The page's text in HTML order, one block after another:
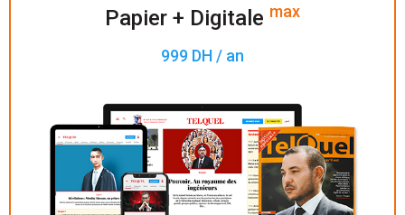
Papier + Digitale max
999 DH / an